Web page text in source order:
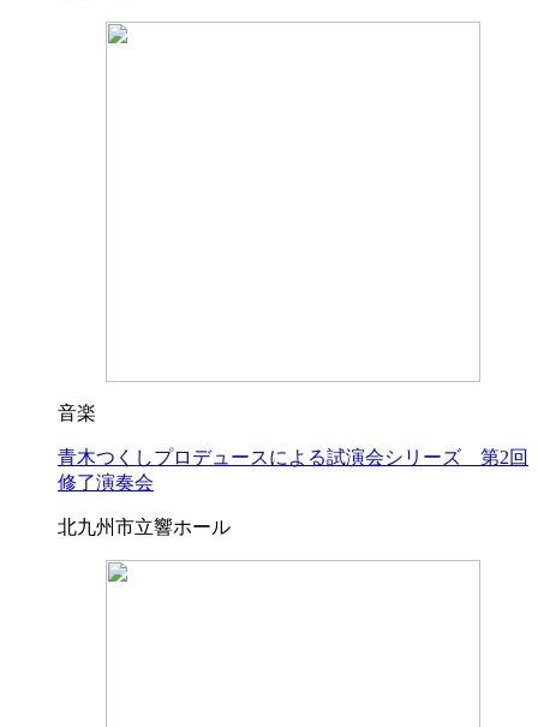
音楽
青木つくしプロデュースによる試演会シリーズ 第2回
修了演奏会
北九州市立響ホール